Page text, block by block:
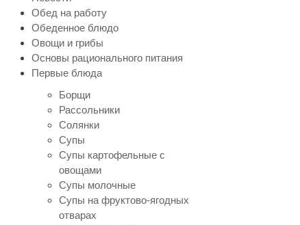
Обед на работу
Обеденное блюдо
Овощи и грибы
Основы рационального питания
Первые блюда
Борщи
Рассольники
Солянки
Супы
Супы картофельные с
овощами
Супы молочные
Супы на фруктово-ягодных
отварах